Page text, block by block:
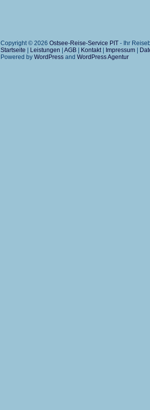
Copyright © 2026 Ostsee-Reise-Service PIT - Ihr
Startseite
Leistungen AGB Kontakt| Impressum
Powered by WordPress and WordPress Agentur